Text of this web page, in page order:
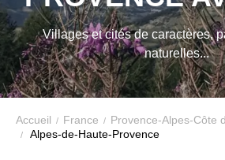
ALPES-
DE-
HAUTE-
PROVENCE
AVEC
Villages et cités de caractères,
naturelles...
Accueil France
Provence-Alpes-Côte
Alpes-de-Haute-Provence
avantages
VTF,
des
offres
exclusives
et
des